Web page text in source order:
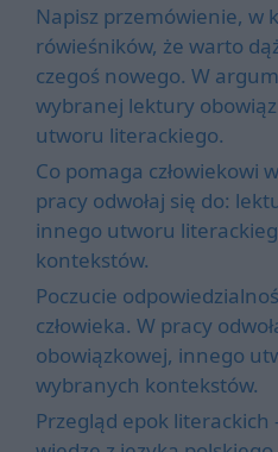
Napisz przemówienie, w
rówieśników, że warto
czegoś nowego. W
wybranej lektury
utworu literackiego.
Co pomaga człowiekowi
pracy odwołaj się do:
innego utworu
kontekstów.
Poczucie
człowieka. W pracy
obowiązkowej, innego
wybranych kontekstów.
Przegląd epok